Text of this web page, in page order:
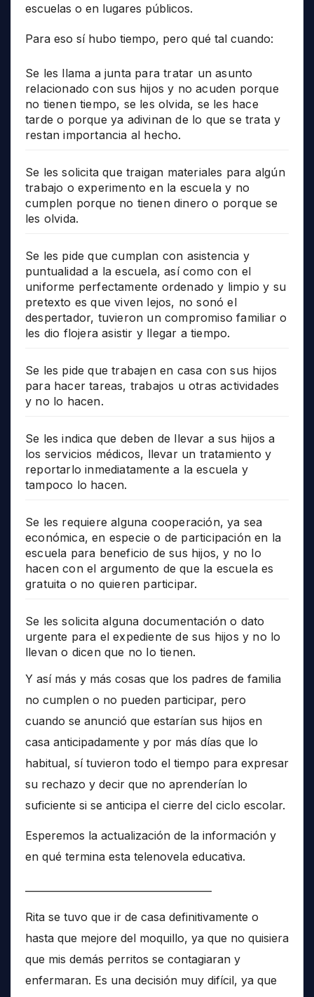
escuelas o en lugares públicos.
Para eso sí hubo tiempo, pero qué tal cuando:
Se les llama a junta para tratar un asunto
relacionado con sus hijos y no acuden porque
no tienen tiempo, se les olvida, se les hace
tarde o porque ya adivinan de lo que se trata y
restan importancia al hecho.
Se les solicita que traigan materiales para algún
trabajo o experimento en la escuela y no
cumplen porque no tienen dinero o porque se
les olvida.
Se les pide que cumplan con asistencia y
puntualidad a la escuela, así como con el
uniforme perfectamente ordenado y limpio y su
pretexto es que viven lejos, no sonó el
despertador, tuvieron un compromiso familiar o
les dio flojera asistir y llegar a tiempo.
Se les pide que trabajen en casa con sus hijos
para hacer tareas, trabajos u otras actividades
y no lo hacen.
Se les indica que deben de llevar a sus hijos a
los servicios médicos, llevar un tratamiento y
reportarlo inmediatamente a la escuela y
tampoco lo hacen.
Se les requiere alguna cooperación, ya sea
económica, en especie o de participación en la
escuela para beneficio de sus hijos, y no lo
hacen con el argumento de que la escuela es
gratuita o no quieren participar.
Se les solicita alguna documentación o dato
urgente para el expediente de sus hijos y no lo
llevan o dicen que no lo tienen.
Y así más y más cosas que los padres de familia
no cumplen o no pueden participar, pero
cuando se anunció que estarían sus hijos en
casa anticipadamente y por más días que lo
habitual, sí tuvieron todo el tiempo para expresar
su rechazo y decir que no aprenderían lo
suficiente si se anticipa el cierre del ciclo escolar.
Esperemos la actualización de la información y
en qué termina esta telenovela educativa.
Rita se tuvo que ir de casa definitivamente o
hasta que mejore del moquillo, ya que no quisiera
que mis demás perritos se contagiaran y
enfermaran. Es una decisión muy difícil, ya que